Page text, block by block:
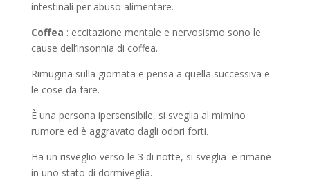
intestinali per abuso alimentare.
Coffea : eccitazione mentale e nervosismo sono le
cause dell’insonnia di coffea.
Rimugina sulla giornata e pensa a quella successiva e
le cose da fare.
È una persona ipersensibile, si sveglia al mimino
rumore ed è aggravato dagli odori forti.
Ha un risveglio verso le 3 di notte, si sveglia e rimane
in uno stato di dormiveglia.